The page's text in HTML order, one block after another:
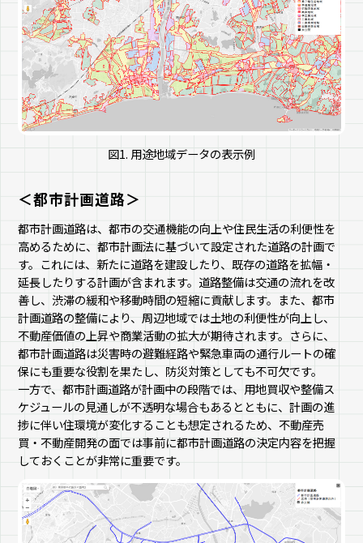
図1. 用途地域データの表示例
＜都市計画道路＞
都市計画道路は、都市の交通機能の向上や住民生活の利便性を
高めるために、都市計画法に基づいて設定された道路の計画で
す。これには、新たに道路を建設したり、既存の道路を拡幅・
延長したりする計画が含まれます。道路整備は交通の流れを改
善し、渋滞の緩和や移動時間の短縮に貢献します。また、都市
計画道路の整備により、周辺地域では土地の利便性が向上し、
不動産価値の上昇や商業活動の拡大が期待されます。さらに、
都市計画道路は災害時の避難経路や緊急車両の通行ルートの確
保にも重要な役割を果たし、防災対策としても不可欠です。
一方で、都市計画道路が計画中の段階では、用地買収や整備ス
ケジュールの見通しが不透明な場合もあるとともに、計画の進
捗に伴い住環境が変化することも想定されるため、不動産売
買・不動産開発の面では事前に都市計画道路の決定内容を把握
しておくことが非常に重要です。